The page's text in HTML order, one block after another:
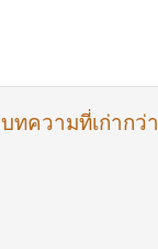
บทความที่เก่ากว่า